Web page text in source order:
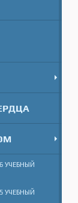
УЧЕБНЫЙ
УЧЕБНЫЙ